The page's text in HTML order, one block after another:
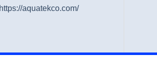
https://aquatekco.com/